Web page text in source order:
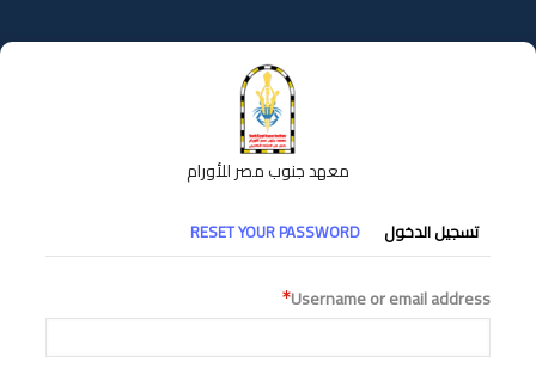
إلى
المحتوى
معهد جنوب مصر للأورام
التبويبات
الأساسية
تسجيل الدخول RESET YOUR PASSWORD
Username or email address